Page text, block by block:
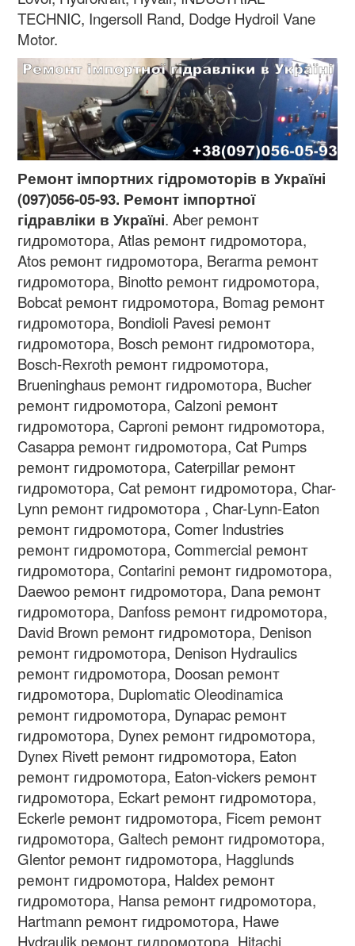
TECHNIC, Ingersoll Rand, Dodge Hydroil Vane
Motor.
Ремонт імпортних гідромоторів в Україні
(097)056-05-93. Ремонт імпортної
гідравліки в Україні. Aber ремонт
гидромотора, Atlas ремонт гидромотора,
Atos ремонт гидромотора, Berarma ремонт
гидромотора, Binotto ремонт гидромотора,
Bobcat ремонт гидромотора, Bomag ремонт
гидромотора, Bondioli Pavesi ремонт
гидромотора, Bosch ремонт гидромотора,
Bosch-Rexroth ремонт гидромотора,
Brueninghaus ремонт гидромотора, Bucher
ремонт гидромотора, Calzoni ремонт
гидромотора, Caproni ремонт гидромотора,
Casappa ремонт гидромотора, Cat Pumps
ремонт гидромотора, Caterpillar ремонт
гидромотора, Cat ремонт гидромотора, Char-
Lynn ремонт гидромотора , Char-Lynn-Eaton
ремонт гидромотора, Comer Industries
ремонт гидромотора, Commercial ремонт
гидромотора, Contarini ремонт гидромотора,
Daewoo ремонт гидромотора, Dana ремонт
гидромотора, Danfoss ремонт гидромотора,
David Brown ремонт гидромотора, Denison
ремонт гидромотора, Denison Hydraulics
ремонт гидромотора, Doosan ремонт
гидромотора, Duplomatic Oleodinamica
ремонт гидромотора, Dynapac ремонт
гидромотора, Dynex ремонт гидромотора,
Dynex Rivett ремонт гидромотора, Eaton
ремонт гидромотора, Eaton-vickers ремонт
гидромотора, Eckart ремонт гидромотора,
Eckerle ремонт гидромотора, Ficem ремонт
гидромотора, Galtech ремонт гидромотора,
Glentor ремонт гидромотора, Hagglunds
ремонт гидромотора, Haldex ремонт
гидромотора, Hansa ремонт гидромотора,
Hartmann ремонт гидромотора, Hawe
Hydraulik ремонт гидромотора, Hitachi